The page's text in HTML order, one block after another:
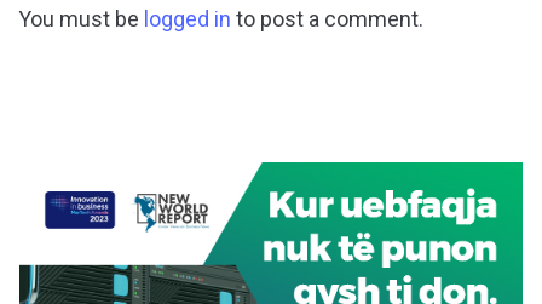
You must be logged in to post a comment.